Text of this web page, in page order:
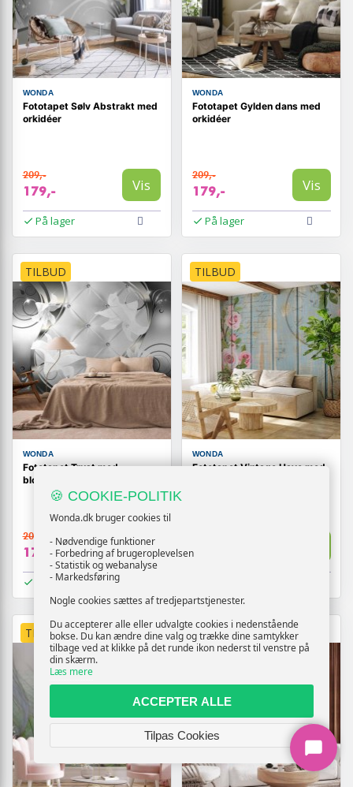
WONDA
Fototapet Sølv Abstrakt med
orkidéer
209,-
179,- Vis
På lager
WONDA
Fototapet Gylden dans med
orkidéer
209,-
179,- Vis
På lager
TILBUD
WONDA
Fototapet Trust med
blomster
209,-
179,- Vis
På lager
TILBUD
WONDA
Fototapet Vintage Have med
179,-
TILBUD TILBUD
🍪 COOKIE-POLITIK
Wonda.dk bruger cookies til
- Nødvendige funktioner
- Forbedring af brugeroplevelsen
- Statistik og webanalyse
- Markedsføring
Nogle cookies sættes af tredjepartstjenester.
Du accepterer alle eller udvalgte cookies i nedenstående
bokse. Du kan ændre dine valg og trække dine samtykker
tilbage ved at klikke på det runde ikon nederst til venstre på
din skærm.
Læs mere
ACCEPTER ALLE
Tilpas Cookies